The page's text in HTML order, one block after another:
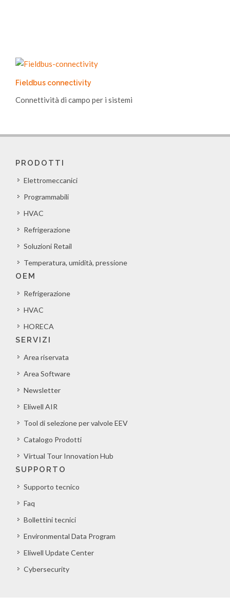
Fieldbus connectivity
Connettività di campo per i sistemi
PRODOTTI
Elettromeccanici
Programmabili
HVAC
Refrigerazione
Soluzioni Retail
Temperatura, umidità, pressione
OEM
Refrigerazione
HVAC
HORECA
SERVIZI
Area riservata
Area Software
Newsletter
Eliwell AIR
Tool di selezione per valvole EEV
Catalogo Prodotti
Virtual Tour Innovation Hub
SUPPORTO
Supporto tecnico
Faq
Bollettini tecnici
Environmental Data Program
Eliwell Update Center
Cybersecurity